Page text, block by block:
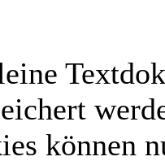
können